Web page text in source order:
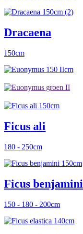
Dracaena
150cm
Ficus ali
180 - 250cm
Ficus benjamini
150 - 180 - 200cm